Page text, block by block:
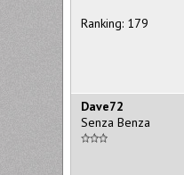
Ranking: 179
Dave72
Senza Benza